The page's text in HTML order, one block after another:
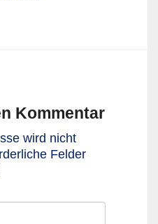
Kommentar
wird nicht
Felder